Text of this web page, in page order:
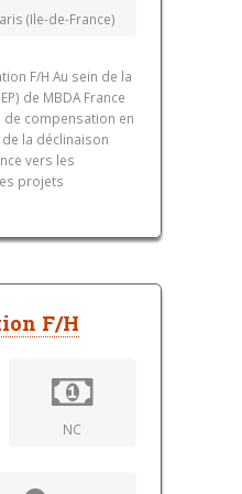
(Ile-de-France)
F/H Au sein de la
de MBDA France
de compensation en
la déclinaison
vers les
projets
F/H
NC